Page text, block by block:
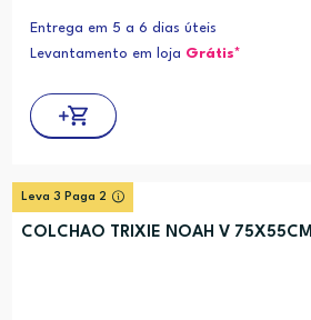
Entrega em 5 a 6 dias úteis
Levantamento em loja Grátis*
Leva 3 Paga 2
COLCHAO TRIXIE NOAH V 75X55CM